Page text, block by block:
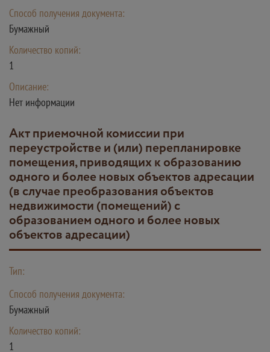
Способ получения документа:
Бумажный
Количество копий:
1
Описание:
Нет информации
Акт приемочной комиссии при
переустройстве и (или) перепланировке
помещения, приводящих к образованию
одного и более новых объектов адресации
(в случае преобразования объектов
недвижимости (помещений) с
образованием одного и более новых
объектов адресации)
Тип:
Способ получения документа:
Бумажный
Количество копий:
1